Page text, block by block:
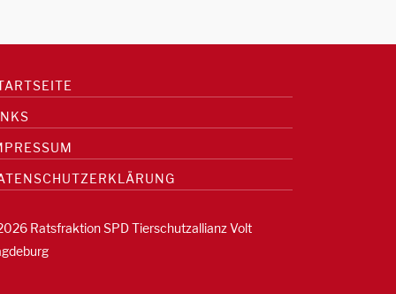
Ratsfraktion SPD Tierschutzallianz Volt